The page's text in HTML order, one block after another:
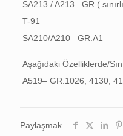
SA213 / A213– GR.(
T-91
SA210/A210– GR.A1
Aşağıdaki Özelliklerde/
A519– GR.1026, 4130,
Paylaşmak